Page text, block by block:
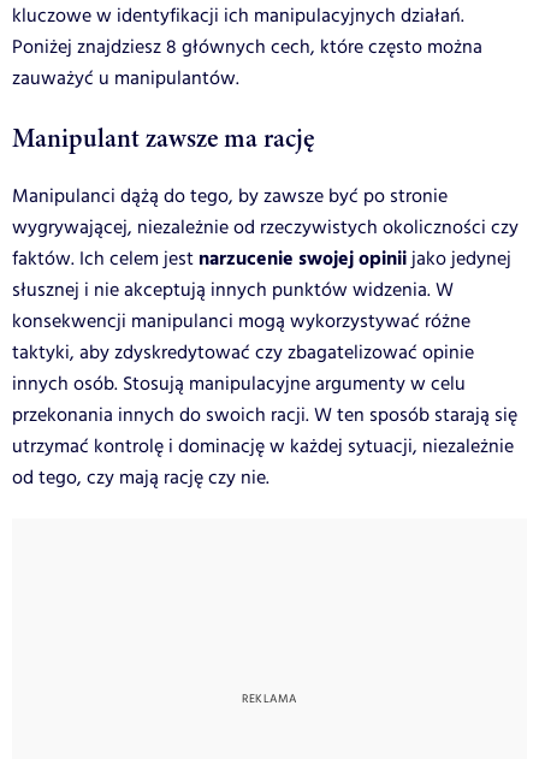
kluczowe w identyfikacji ich manipulacyjnych działań.
Poniżej znajdziesz 8 głównych cech, które często można
zauważyć u manipulantów.
Manipulant zawsze ma rację
Manipulanci dążą do tego, by zawsze być po stronie
wygrywającej, niezależnie od rzeczywistych okoliczności czy
faktów. Ich celem jest narzucenie swojej opiniijako jedynej
słusznej i nie akceptują innych punktów widzenia. W
konsekwencji manipulanci mogą wykorzystywać różne
taktyki, aby zdyskredytować czy zbagatelizować opinie
innych osób. Stosują manipulacyjne argumenty w celu
przekonania innych do swoich racji. W ten sposób starają się
utrzymać kontrolę i dominację w każdej sytuacji, niezależnie
od tego, czy mają rację czy nie.